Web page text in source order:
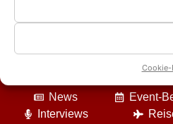
Cookie-
DIE VIELFALT
News
Interviews
Event-